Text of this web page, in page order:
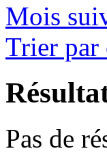
Mois
Trier par
Pas de